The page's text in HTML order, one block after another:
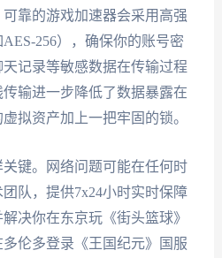
靠的游戏加速器会采用高强
256），确保你的账号密
记录等敏感数据在传输过程
输进一步降低了数据暴露在
拟资产加上一把牢固的锁。
键。网络问题可能在任何时
队，提供7x24小时实时保障
决你在东京玩《街头篮球》
伦多登录《王国纪元》国服